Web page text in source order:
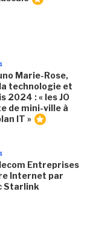
Marie-Rose,
technologie et
2024 : « les JO
de mini-ville à
IT »
Entreprises
Internet par
Starlink